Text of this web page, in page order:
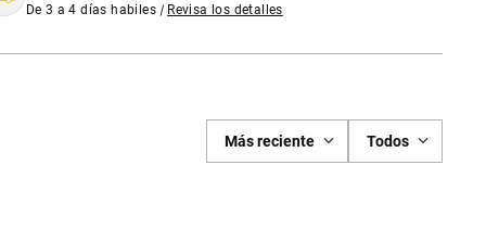
De 3 a 4 días habiles | Revisa los detalles
Más reciente Todos